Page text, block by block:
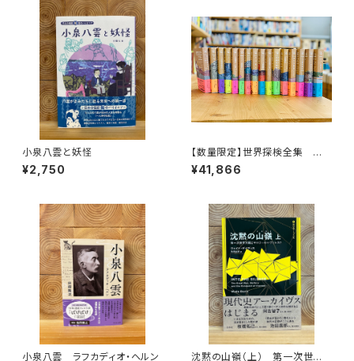
小泉八雲と妖怪
¥2,750
【数量限定】世界探検全集 全1
6巻＋全巻購入特典「第17巻（非
売品）」【当店限定】
¥41,866
小泉八雲 ラフカディオ・ヘルン
沈黙の山嶺（上） 第一次世界